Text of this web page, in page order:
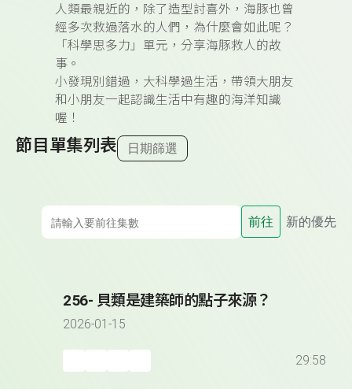
人類最親近的，除了造型討喜外，海豚也曾
經多次救過落水的人們，為什麼會如此呢？
「科學思多力」單元，分享海豚救人的故
事。
小發現別錯過，大科學過生活， 帶領大朋友
和小朋友一起認識生活中有趣的海洋知識
喔！
節目單集列表 日期篩選
前往 新的優先
256- 貝類是建築師的點子來源？
2026-01-15
29:58